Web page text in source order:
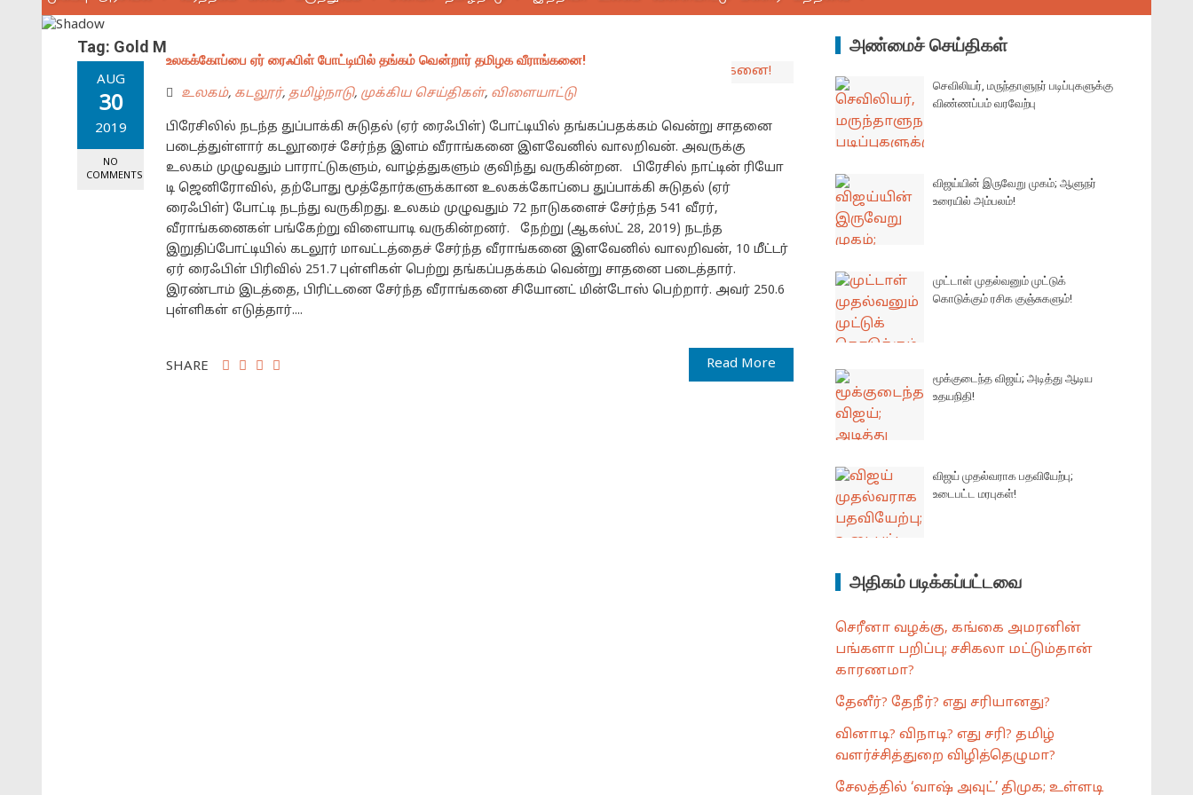
Tag: Gold Medal
AUG
30
2019
NO
COMMENTS
உலகக்கோப்பை ஏர் ரைஃபிள் போட்டியில் தங்கம் வென்றார் தமிழக வீராங்கனை!
உலகம், கடலூர், தமிழ்நாடு, முக்கிய செய்திகள், விளையாட்டு
பிரேசிலில் நடந்த துப்பாக்கி சுடுதல் (ஏர் ரைஃபிள்) போட்டியில் தங்கப்பதக்கம் வென்று சாதனை
படைத்துள்ளார் கடலூரைச் சேர்ந்த இளம் வீராங்கனை இளவேனில் வாலறிவன். அவருக்கு
உலகம் முழுவதும் பாராட்டுகளும், வாழ்த்துகளும் குவிந்து வருகின்றன. பிரேசில் நாட்டின் ரியோ
டி ஜெனிரோவில், தற்போது மூத்தோர்களுக்கான உலகக்கோப்பை துப்பாக்கி சுடுதல் (ஏர்
ரைஃபிள்) போட்டி நடந்து வருகிறது. உலகம் முழுவதும் 72 நாடுகளைச் சேர்ந்த 541 வீரர்,
வீராங்கனைகள் பங்கேற்று விளையாடி வருகின்றனர். நேற்று (ஆகஸ்ட் 28, 2019) நடந்த
இறுதிப்போட்டியில் கடலூர் மாவட்டத்தைச் சேர்ந்த வீராங்கனை இளவேனில் வாலறிவன், 10 மீட்டர்
ஏர் ரைஃபிள் பிரிவில் 251.7 புள்ளிகள் பெற்று தங்கப்பதக்கம் வென்று சாதனை படைத்தார்.
இரண்டாம் இடத்தை, பிரிட்டனை சேர்ந்த வீராங்கனை சியோனட் மின்டோஸ் பெற்றார். அவர் 250.6
புள்ளிகள் எடுத்தார்....
Read More
SHARE
அண்மைச் செய்திகள்
செவிலியர், மருந்தாளுநர் படிப்புகளுக்கு
விண்ணப்பம் வரவேற்பு
விஜய்யின் இருவேறு முகம்; ஆளுநர்
உரையில் அம்பலம்!
முட்டாள் முதல்வனும் முட்டுக்
கொடுக்கும் ரசிக குஞ்சுகளும்!
மூக்குடைந்த விஜய்; அடித்து ஆடிய
உதயநிதி!
விஜய் முதல்வராக பதவியேற்பு;
உடைபட்ட மரபுகள்!
அதிகம் படிக்கப்பட்டவை
செரீனா வழக்கு, கங்கை அமரனின்
பங்களா பறிப்பு; சசிகலா மட்டும்தான்
காரணமா?
தேனீர்? தேநீர்? எது சரியானது?
வினாடி? விநாடி? எது சரி? தமிழ்
வளர்ச்சித்துறை விழித்தெழுமா?
சேலத்தில் ‘வாஷ் அவுட்’ திமுக; உள்ளடி